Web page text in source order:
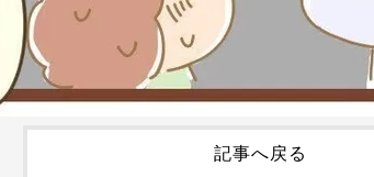
記事へ戻る